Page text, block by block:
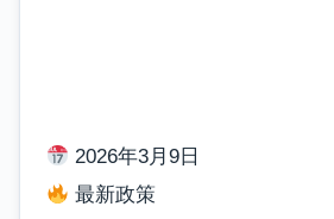
2026年3月9日
最新政策